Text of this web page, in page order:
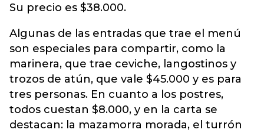
Su precio es $38.000.
Algunas de las entradas que trae el menú
son especiales para compartir, como la
marinera, que trae ceviche, langostinos y
trozos de atún, que vale $45.000 y es para
tres personas. En cuanto a los postres,
todos cuestan $8.000, y en la carta se
destacan: la mazamorra morada, el turrón